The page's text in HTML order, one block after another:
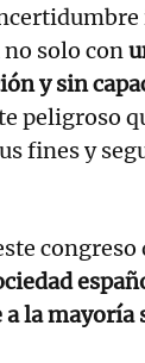
solo con
y sin
peligroso
fines y
congreso
la mayoría